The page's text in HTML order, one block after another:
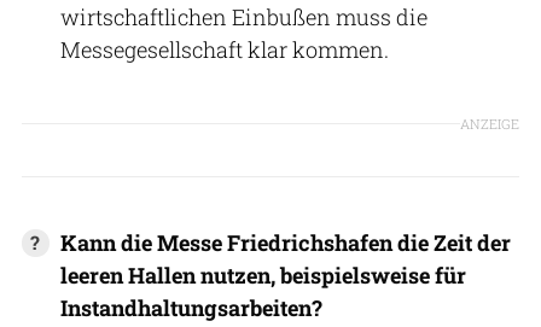
wirtschaftlichen Einbußen muss die
Messegesellschaft klar kommen.
ANZEIGE
Kann die Messe Friedrichshafen die Zeit der
leeren Hallen nutzen, beispielsweise für
Instandhaltungsarbeiten?